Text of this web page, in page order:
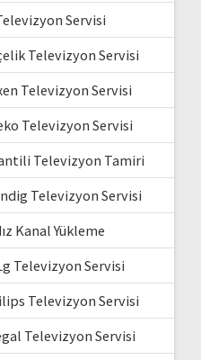
Servisi
Televizyon Servisi
Televizyon Servisi
Televizyon Servisi
Televizyon Tamiri
Televizyon Servisi
Kanal Yükleme
Televizyon Servisi
Televizyon Servisi
Televizyon Servisi